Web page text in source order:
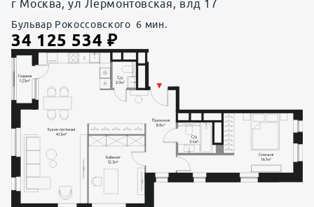
г Москва, ул Лермонтовская, влд 17
Бульвар Рокоссовского 6 мин.
34 125 534 ₽